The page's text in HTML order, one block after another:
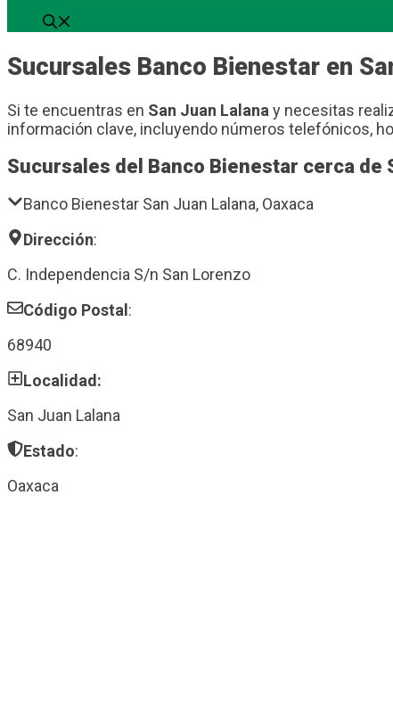
Sucursales Banco Bienestar en
Si te encuentras en San Juan Lalanay necesitas
información clave, incluyendo números telefónicos,
Sucursales del Banco Bienestar cerca de
Banco Bienestar San Juan Lalana, Oaxaca
Dirección:
C. Independencia S/n San Lorenzo
Código Postal:
68940
Localidad:
San Juan Lalana
Estado:
Oaxaca